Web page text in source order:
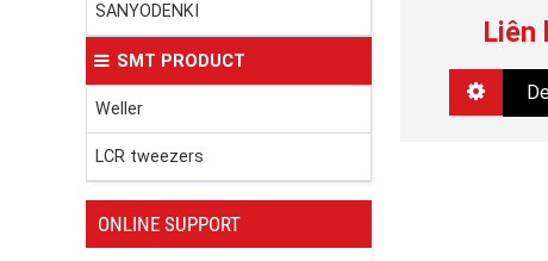
SANYODENKI
SMT PRODUCT
Weller
LCR tweezers
ONLINE SUPPORT
Liên